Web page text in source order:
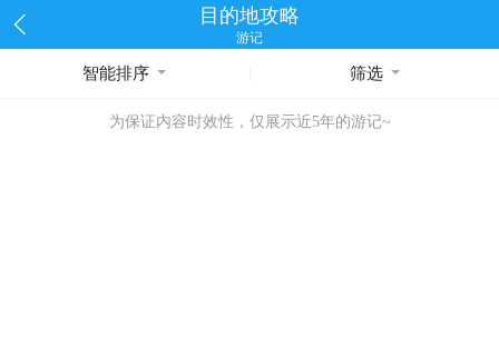
目的地攻略
游记
智能排序 筛选
为保证内容时效性，仅展示近5年的游记~